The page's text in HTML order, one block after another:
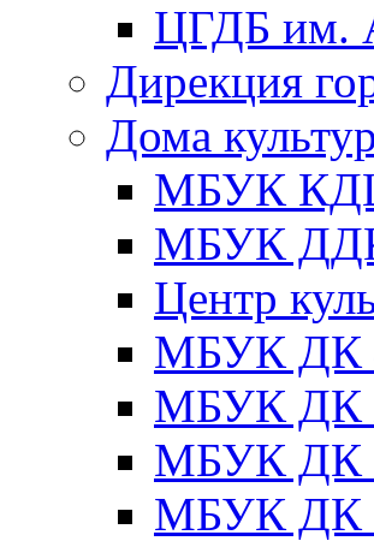
ЦГДБ им.
Дирекция
Дома
МБУК КДЦ
МБУК
Центр
МБУК ДК
МБУК ДК
МБУК ДК
МБУК ДК